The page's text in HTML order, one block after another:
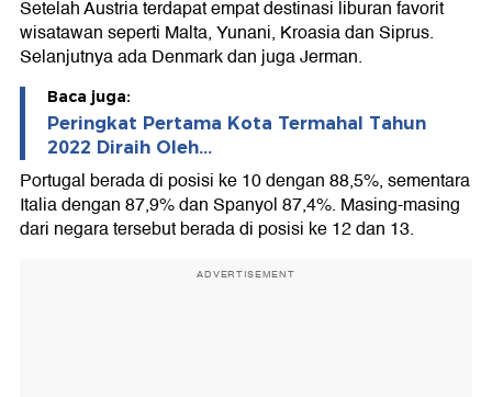
Setelah Austria terdapat empat destinasi liburan favorit
wisatawan seperti Malta, Yunani, Kroasia dan Siprus.
Selanjutnya ada Denmark dan juga Jerman.
Baca juga:
Peringkat Pertama Kota Termahal Tahun
2022 Diraih Oleh...
Portugal berada di posisi ke 10 dengan 88,5%, sementara
Italia dengan 87,9% dan Spanyol 87,4%. Masing-masing
dari negara tersebut berada di posisi ke 12 dan 13.
ADVERTISEMENT